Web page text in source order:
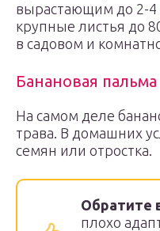
вырастающим до 2-
крупные листья до
в садовом и
Банановая пальма
На самом деле
трава. В домашних
семян или отростка.
Обратите
плохо